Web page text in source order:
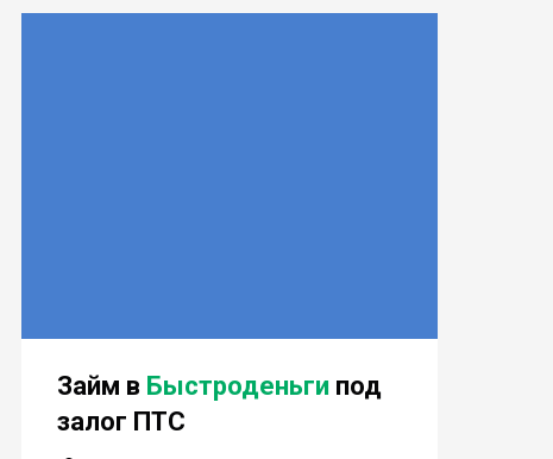
Займ в Быстроденьгипод
залог ПТС